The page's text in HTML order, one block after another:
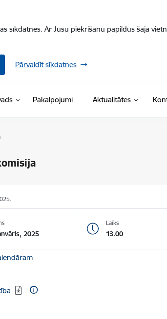
sīkdatnes. Ar Jūsu piekrišanu papildus šajā
Pārvaldīt sīkdatnes
Pakalpojumi Aktualitātes
2025
Laiks
13.00